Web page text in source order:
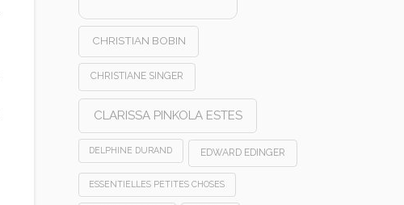
CHRISTIAN BOBIN
CHRISTIANE SINGER
CLARISSA PINKOLA ESTES
DELPHINE DURAND EDWARD EDINGER
ESSENTIELLES PETITES CHOSES